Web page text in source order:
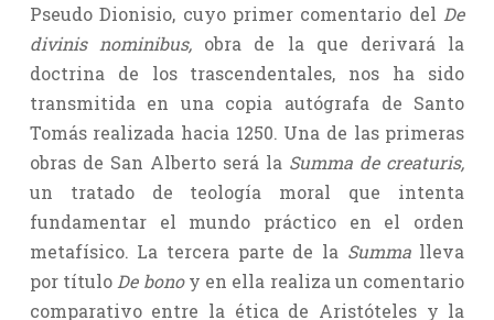
Pseudo Dionisio, cuyo primer comentario del De
divinis nominibus, obra de la que derivará la
doctrina de los trascendentales, nos ha sido
transmitida en una copia autógrafa de Santo
Tomás realizada hacia 1250. Una de las primeras
obras de San Alberto será la Summa de creaturis,
un tratado de teología moral que intenta
fundamentar el mundo práctico en el orden
metafísico. La tercera parte de la Summa lleva
por título De bonoy en ella realiza un comentario
comparativo entre la ética de Aristóteles y la